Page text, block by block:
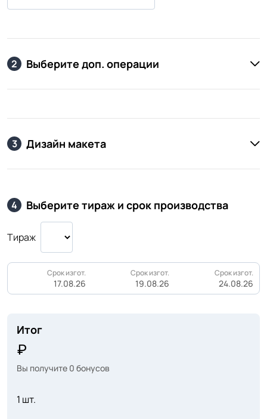
2 Выберите доп. операции
3 Дизайн макета
4 Выберите тираж и срок производства
Тираж
Срок изгот.
17.08.26
Срок изгот.
19.08.26
Срок изгот.
24.08.26
Итог
Вы получите 0 бонусов
1 шт.